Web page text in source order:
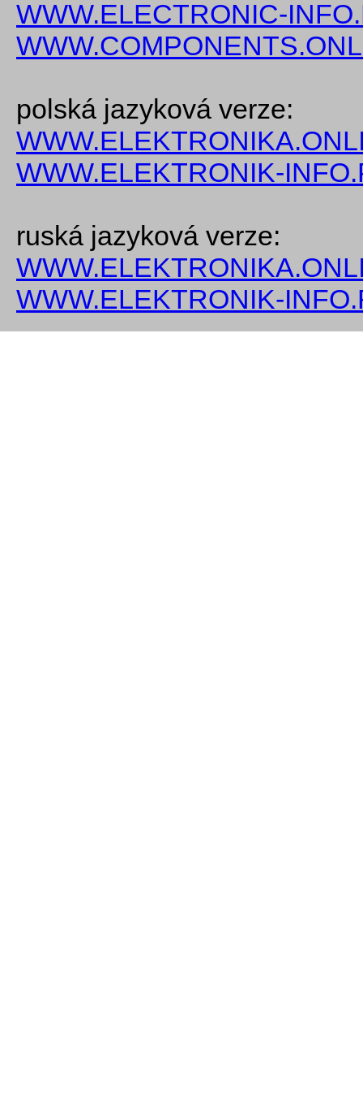
WWW.ELECTRONIC-
polská jazyková verze:
WWW.ELEKTRONIK-
ruská jazyková verze:
WWW.ELEKTRONIK-